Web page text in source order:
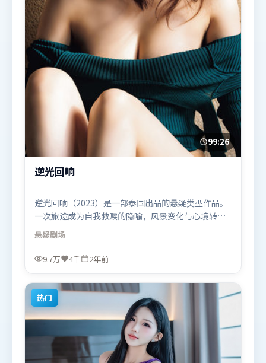
99:26
逆光回响
逆光回响（2023）是一部泰国出品的悬疑类型作品。
一次旅途成为自我救赎的隐喻，风景变化与心境转折
彼此呼应。高潮段落信息密度高，情绪释放与主题回
扣同时完成。由林超贤执导，周迅、咏梅、孙艺珍，
朱一龙、杨幂、长泽雅美等联袂出演。影片于2023年
题材的观众观看。
悬疑剧场
9.7万 4千 2年前
热门